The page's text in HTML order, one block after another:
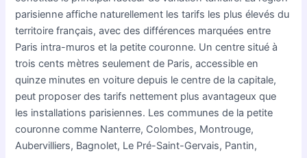
parisienne affiche naturellement les tarifs les plus élevés du
territoire français, avec des différences marquées entre
Paris intra-muros et la petite couronne. Un centre situé à
trois cents mètres seulement de Paris, accessible en
quinze minutes en voiture depuis le centre de la capitale,
peut proposer des tarifs nettement plus avantageux que
les installations parisiennes. Les communes de la petite
couronne comme Nanterre, Colombes, Montrouge,
Aubervilliers, Bagnolet, Le Pré-Saint-Gervais, Pantin,